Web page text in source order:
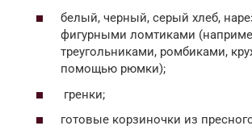
белый, черный, серый хлеб,
фигурными ломтиками
треугольниками, ромбиками,
помощью рюмки);
гренки;
готовые корзиночки из